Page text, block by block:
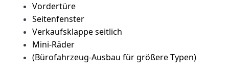
Vordertüre
Seitenfenster
Verkaufsklappe seitlich
Mini-Räder
(Bürofahrzeug-Ausbau für größere Typen)